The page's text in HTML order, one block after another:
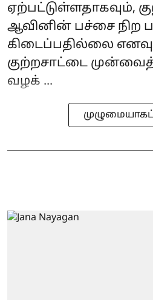
ஏற்பட்டுள்ளதாகவும்,
ஆவினின் பச்சை நிற‌
கிடைப்பதில்லை
குற்றசாட்டை
வழக் ...